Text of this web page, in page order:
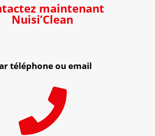
maintenant
Nuisi’Clean
téléphone ou email
